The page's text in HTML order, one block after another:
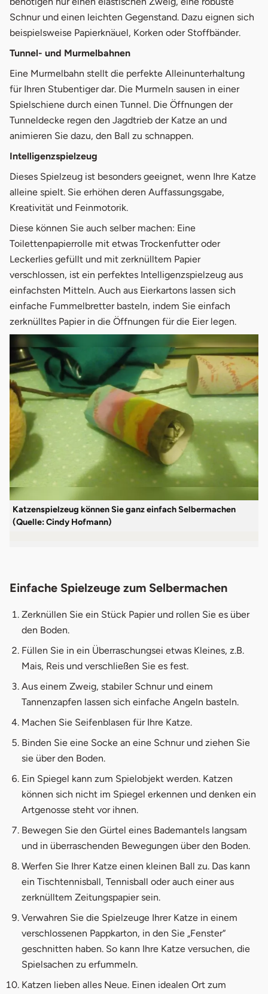
Schnur und einen leichten Gegenstand. Dazu eignen sich
beispielsweise Papierknäuel, Korken oder Stoffbänder.
Tunnel- und Murmelbahnen
Eine Murmelbahn stellt die perfekte Alleinunterhaltung
für Ihren Stubentiger dar. Die Murmeln sausen in einer
Spielschiene durch einen Tunnel. Die Öffnungen der
Tunneldecke regen den Jagdtrieb der Katze an und
animieren Sie dazu, den Ball zu schnappen.
Intelligenzspielzeug
Dieses Spielzeug ist besonders geeignet, wenn Ihre Katze
alleine spielt. Sie erhöhen deren Auffassungsgabe,
Kreativität und Feinmotorik.
Diese können Sie auch selber machen: Eine
Toilettenpapierrolle mit etwas Trockenfutter oder
Leckerlies gefüllt und mit zerknülltem Papier
verschlossen, ist ein perfektes Intelligenzspielzeug aus
einfachsten Mitteln. Auch aus Eierkartons lassen sich
einfache Fummelbretter basteln, indem Sie einfach
zerknülltes Papier in die Öffnungen für die Eier legen.
Katzenspielzeug können Sie ganz einfach Selbermachen
(Quelle: Cindy Hofmann)
Einfache Spielzeuge zum Selbermachen
Zerknüllen Sie ein Stück Papier und rollen Sie es über
den Boden.
Füllen Sie in ein Überraschungsei etwas Kleines, z.B.
Mais, Reis und verschließen Sie es fest.
Aus einem Zweig, stabiler Schnur und einem
Tannenzapfen lassen sich einfache Angeln basteln.
Machen Sie Seifenblasen für Ihre Katze.
Binden Sie eine Socke an eine Schnur und ziehen Sie
sie über den Boden.
Ein Spiegel kann zum Spielobjekt werden. Katzen
können sich nicht im Spiegel erkennen und denken ein
Artgenosse steht vor ihnen.
Bewegen Sie den Gürtel eines Bademantels langsam
und in überraschenden Bewegungen über den Boden.
Werfen Sie Ihrer Katze einen kleinen Ball zu. Das kann
ein Tischtennisball, Tennisball oder auch einer aus
zerknülltem Zeitungspapier sein.
Verwahren Sie die Spielzeuge Ihrer Katze in einem
verschlossenen Pappkarton, in den Sie „Fenster“
geschnitten haben. So kann Ihre Katze versuchen, die
Spielsachen zu erfummeln.
Katzen lieben alles Neue. Einen idealen Ort zum